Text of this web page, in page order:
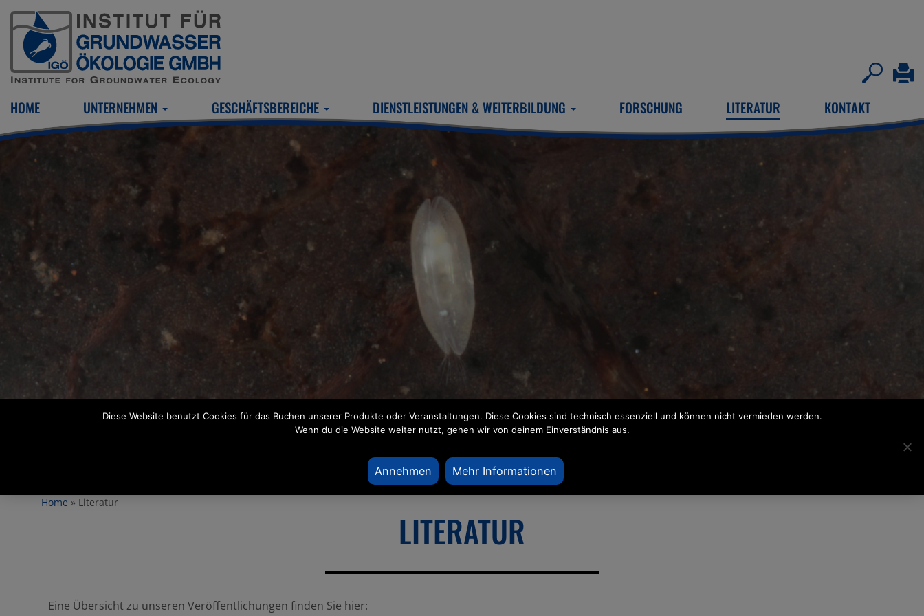
HOME UNTERNEHMEN GESCHÄFTSBEREICHE DIENSTLEISTUNGEN & WEITERBILDUNG FORSCHUNG LITERATUR KONTAKT
Home » Literatur
LITERATUR
Eine Übersicht zu unseren Veröf­fent­li­chungen finden Sie hier:
Diese Website benutzt Cookies für das Buchen unserer Produkte oder Veranstaltungen. Diese Cookies sind technisch essenziell und können nicht vermieden werden.
Wenn du die Website weiter nutzt, gehen wir von deinem Einverständnis aus.
Annehmen Mehr Informationen